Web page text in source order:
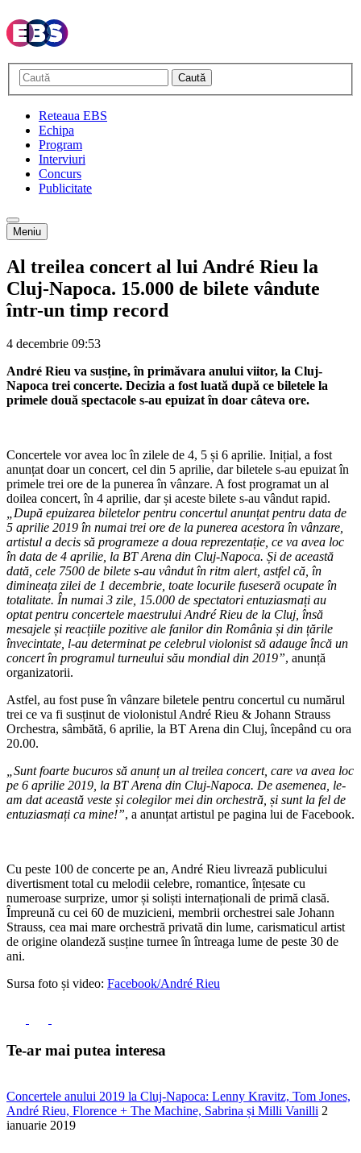
Caută
Reteaua EBS
Echipa
Program
Interviuri
Concurs
Publicitate
Meniu
Al treilea concert al lui André Rieu la
Cluj-Napoca. 15.000 de bilete vândute
într-un timp record
4 decembrie 09:53
André Rieu va susține, în primăvara anului viitor, la Cluj-
Napoca trei concerte. Decizia a fost luată după ce biletele la
primele două spectacole s-au epuizat în doar câteva ore.
Concertele vor avea loc în zilele de 4, 5 și 6 aprilie. Inițial, a fost
anunțat doar un concert, cel din 5 aprilie, dar biletele s-au epuizat în
primele trei ore de la punerea în vânzare. A fost programat un al
doilea concert, în 4 aprilie, dar și aceste bilete s-au vândut rapid.
„După epuizarea biletelor pentru concertul anunțat pentru data de
5 aprilie 2019 în numai trei ore de la punerea acestora în vânzare,
artistul a decis să programeze a doua reprezentație, ce va avea loc
în data de 4 aprilie, la BT Arena din Cluj-Napoca. Și de această
dată, cele 7500 de bilete s-au vândut în ritm alert, astfel că, în
dimineața zilei de 1 decembrie, toate locurile fuseseră ocupate în
totalitate. În numai 3 zile, 15.000 de spectatori entuziasmați au
optat pentru concertele maestrului André Rieu de la Cluj, însă
mesajele și reacțiile pozitive ale fanilor din România și din țările
învecintate, l-au determinat pe celebrul violonist să adauge încă un
concert în programul turneului său mondial din 2019”, anunță
organizatorii.
Astfel, au fost puse în vânzare biletele pentru concertul cu numărul
trei ce va fi susținut de violonistul André Rieu & Johann Strauss
Orchestra, sâmbătă, 6 aprilie, la BT Arena din Cluj, începând cu ora
20.00.
„Sunt foarte bucuros să anunț un al treilea concert, care va avea loc
pe 6 aprilie 2019, la BT Arena din Cluj-Napoca. De asemenea, le-
am dat această veste și colegilor mei din orchestră, și sunt la fel de
entuziasmați ca mine!”, a anunțat artistul pe pagina lui de Facebook.
Cu peste 100 de concerte pe an, André Rieu livrează publicului
divertisment total cu melodii celebre, romantice, înțesate cu
numeroase surprize, umor și soliști internaționali de primă clasă.
Împreună cu cei 60 de muzicieni, membrii orchestrei sale Johann
Strauss, cea mai mare orchestră privată din lume, carismaticul artist
de origine olandeză susține turnee în întreaga lume de peste 30 de
ani.
Sursa foto și video: Facebook/André Rieu
Te-ar mai putea interesa
Concertele anului 2019 la Cluj-Napoca: Lenny Kravitz, Tom Jones,
André Rieu, Florence + The Machine, Sabrina și Milli Vanilli 2
ianuarie 2019